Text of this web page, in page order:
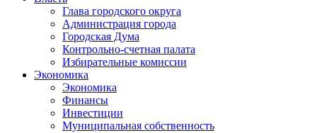
Глава городского округа
Администрация города
Городская Дума
Контрольно-счетная палата
Избирательные комиссии
Экономика
Экономика
Финансы
Инвестиции
Муниципальная собственность